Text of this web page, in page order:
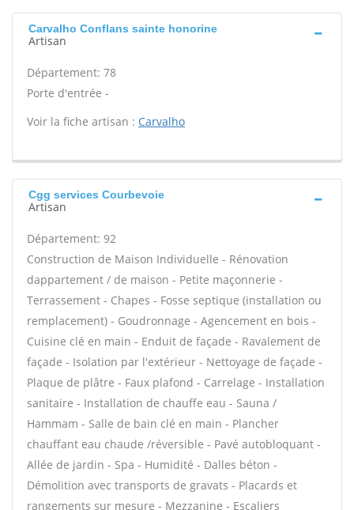
Carvalho Conflans sainte honorine
Artisan
Département: 78
Porte d'entrée -
Voir la fiche artisan : Carvalho
Cgg services Courbevoie
Artisan
Département: 92
Construction de Maison Individuelle - Rénovation
dappartement / de maison - Petite maçonnerie -
Terrassement - Chapes - Fosse septique (installation ou
remplacement) - Goudronnage - Agencement en bois -
Cuisine clé en main - Enduit de façade - Ravalement de
façade - Isolation par l'extérieur - Nettoyage de façade -
Plaque de plâtre - Faux plafond - Carrelage - Installation
sanitaire - Installation de chauffe eau - Sauna /
Hammam - Salle de bain clé en main - Plancher
chauffant eau chaude /réversible - Pavé autobloquant -
Allée de jardin - Spa - Humidité - Dalles béton -
Démolition avec transports de gravats - Placards et
rangements sur mesure - Mezzanine - Escaliers